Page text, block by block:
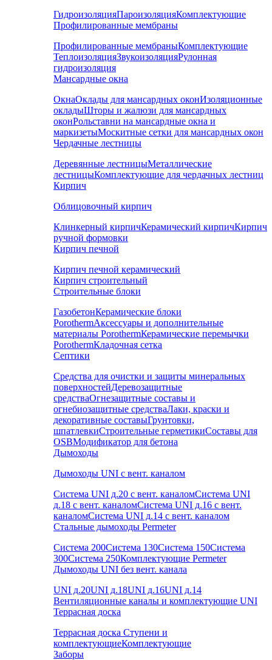
ГидроизоляцияПароизоляцияКомплектующие
Профилированные мембраны
Профилированные мембраныКомплектующие
ТеплоизоляцияЗвукоизоляцияРулонная
гидроизоляция
Мансардные окна
ОкнаОклады для мансардных оконИзоляционные
окладыШторы и жалюзи для мансардных
оконРольставни на мансардные окна и
маркизетыМоскитные сетки для мансардных окон
Чердачные лестницы
Деревянные лестницыМеталлические
лестницыКомплектующие для чердачных лестниц
Кирпич
Облицовочный кирпич
Клинкерный кирпичКерамический кирпичКирпич
ручной формовки
Кирпич печной
Кирпич печной керамический
Кирпич строительный
Строительные блоки
ГазобетонКерамические блоки
PorothermАксессуары и дополнительные
материалы PorothermКерамические перемычки
PorothermКладочная сетка
Септики
Средства для очистки и защиты минеральных
поверхностейДеревозащитные
средстваОгнезащитные составы и
огнебиозащитные средстваЛаки, краски и
декоративные составыГрунтовки,
шпатлевкиСтроительные герметикиСоставы для
OSBМодификатор для бетона
Дымоходы
Дымоходы UNI с вент. каналом
Система UNI д.20 с вент. каналомСистема UNI
д.18 с вент. каналомСистема UNI д.16 с вент.
каналомСистема UNI д.14 с вент. каналом
Стальные дымоходы Permeter
Система 200Система 130Система 150Система
300Система 250Комплектующие Permeter
Дымоходы UNI без вент. канала
UNI д.20UNI д.18UNI д.16UNI д.14
Вентиляционные каналы и комплектующие UNI
Террасная доска
Террасная доска Ступени и
комплектующиеКомплектующие
Заборы